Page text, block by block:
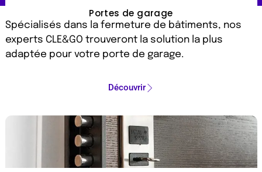
Portes de garage
Spécialisés dans la fermeture de bâtiments, nos
experts CLE&GO trouveront la solution la plus
adaptée pour votre porte de garage.
Découvrir